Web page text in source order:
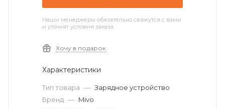
Наши менеджеры обязательно свяжутся с вами
и уточнят условия заказа
Хочу в подарок
Характеристики
Тип товара — Зарядное устройство
Бренд — Mivo